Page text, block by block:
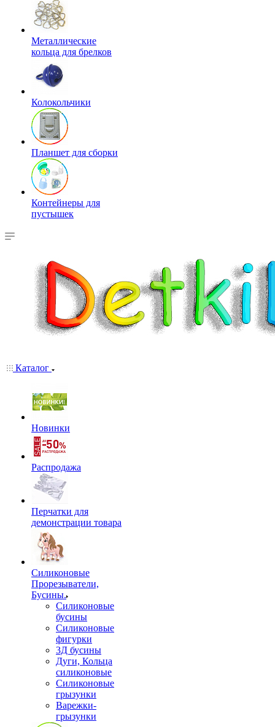
Металлические
кольца для брелков
Колокольчики
Планшет для сборки
Контейнеры для
пустышек
Каталог
Новинки
Распродажа
Перчатки для
демонстрации товара
Силиконовые
Прорезыватели,
Бусины.
Силиконовые
бусины
Силиконовые
фигурки
3Д бусины
Дуги, Кольца
силиконовые
Силиконовые
грызунки
Варежки-
грызунки